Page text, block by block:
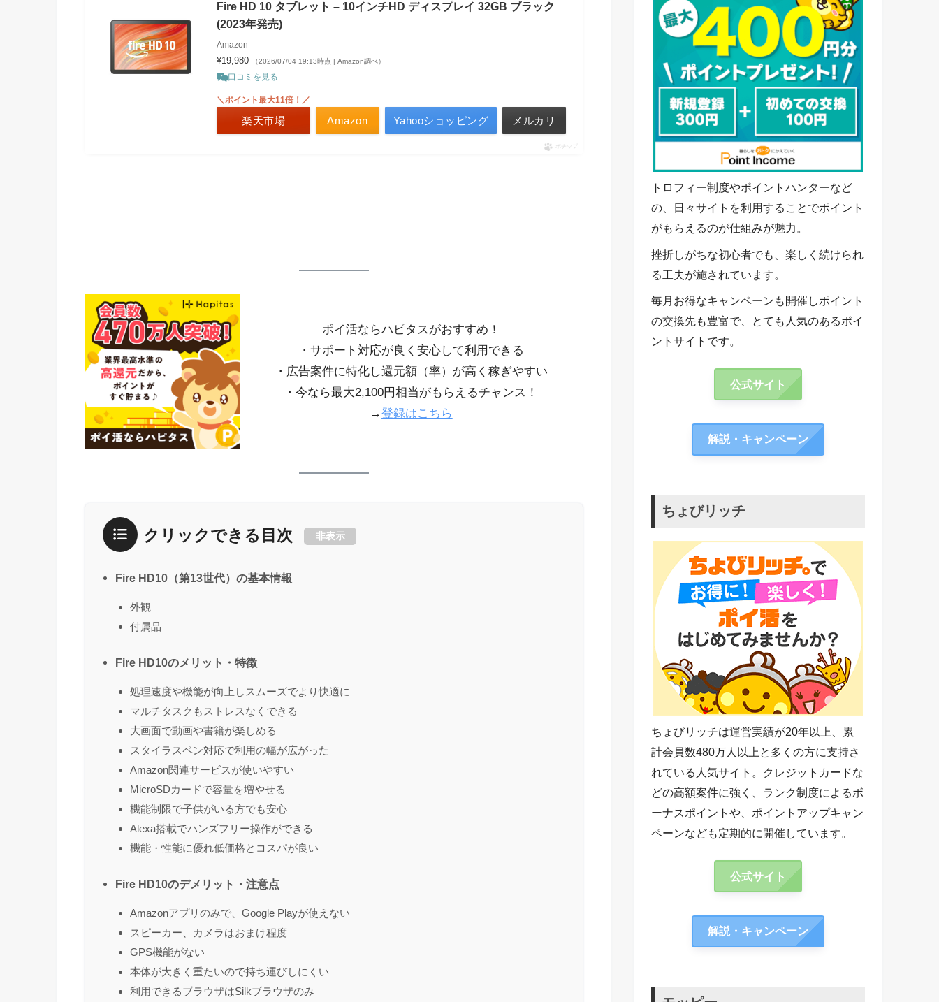
Fire HD 10 タブレット – 10インチHD ディスプレイ 32GB ブラック
(2023年発売)
Amazon
¥19,980 （2026/07/04 19:13時点 | Amazon調べ）
口コミを見る
Amazon
＼ポイント最大11倍！／
楽天市場 Yahooショッピング メルカリ
ポチップ
ポイ活ならハピタスがおすすめ！
・サポート対応が良く安心して利用できる
・広告案件に特化し還元額（率）が高く稼ぎやすい
・今なら最大2,100円相当がもらえるチャンス！
→登録はこちら
クリックできる目次 非表示
Fire HD10（第13世代）の基本情報
外観
付属品
Fire HD10のメリット・特徴
処理速度や機能が向上しスムーズでより快適に
マルチタスクもストレスなくできる
大画面で動画や書籍が楽しめる
スタイラスペン対応で利用の幅が広がった
Amazon関連サービスが使いやすい
MicroSDカードで容量を増やせる
機能制限で子供がいる方でも安心
Alexa搭載でハンズフリー操作ができる
機能・性能に優れ低価格とコスパが良い
Fire HD10のデメリット・注意点
Amazonアプリのみで、Google Playが使えない
スピーカー、カメラはおまけ程度
GPS機能がない
本体が大きく重たいので持ち運びしにくい
利用できるブラウザはSilkブラウザのみ
トロフィー制度やポイントハンターなど
の、日々サイトを利用することでポイント
がもらえるのが仕組みが魅力。
挫折しがちな初心者でも、楽しく続けられ
る工夫が施されています。
毎月お得なキャンペーンも開催しポイント
の交換先も豊富で、とても人気のあるポイ
ントサイトです。
公式サイト
解説・キャンペーン
ちょびリッチ
ちょびリッチは運営実績が20年以上、累
計会員数480万人以上と多くの方に支持さ
れている人気サイト。クレジットカードな
どの高額案件に強く、ランク制度によるボ
ーナスポイントや、ポイントアップキャン
ペーンなども定期的に開催しています。
公式サイト
解説・キャンペーン